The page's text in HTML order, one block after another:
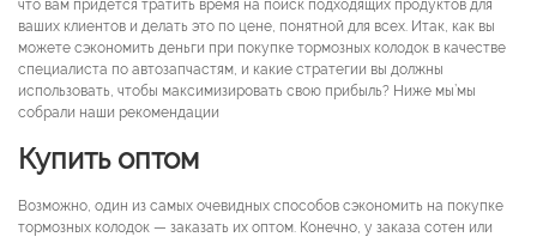
что вам придется тратить время на поиск подходящих продуктов для
ваших клиентов и делать это по цене, понятной для всех. Итак, как вы
можете сэкономить деньги при покупке тормозных колодок в качестве
специалиста по автозапчастям, и какие стратегии вы должны
использовать, чтобы максимизировать свою прибыль? Ниже мы’мы
собрали наши рекомендации
Купить оптом
Возможно, один из самых очевидных способов сэкономить на покупке
тормозных колодок — заказать их оптом. Конечно, у заказа сотен или